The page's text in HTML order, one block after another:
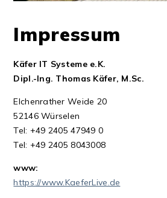
Impressum
Käfer IT Systeme e.K.
Dipl.-Ing. Thomas Käfer, M.Sc.
Elchenrather Weide 20
52146 Würselen
Tel: +49 2405 47949 0
Tel: +49 2405 8043008
www:
https://www.KaeferLive.de